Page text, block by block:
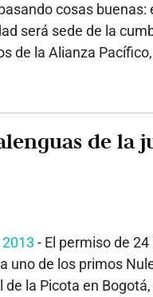
cosas buenas:
será sede de la
de la Alianza
El
- El permiso de
uno de los primos
de la Picota en